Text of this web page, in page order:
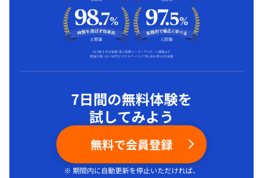
7日間の無料体験を
試してみよう
無料で会員登録
※ 期間内に自動更新を停止いただければ、